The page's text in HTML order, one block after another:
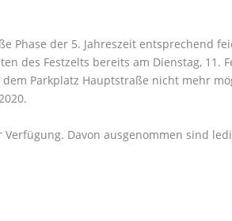
Phase der 5. Jahreszeit entsprechend
des Festzelts bereits am Dienstag, 11.
Parkplatz Hauptstraße nicht mehr
Davon ausgenommen sind